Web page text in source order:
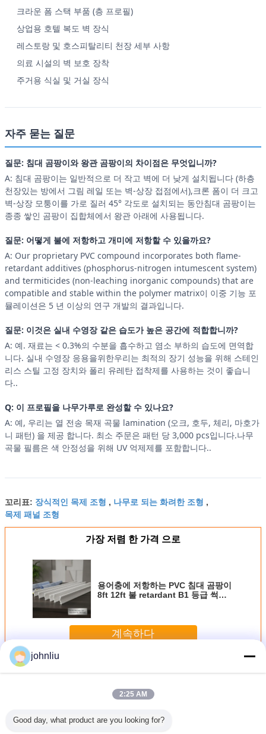
크라운 폼 스택 부품 (층 프로필)
상업용 호텔 복도 벽 장식
레스토랑 및 호스피탈리티 천장 세부 사항
의료 시설의 벽 보호 장착
주거용 식실 및 거실 장식
자주 묻는 질문
질문: 침대 곰팡이와 왕관 곰팡이의 차이점은 무엇입니까?
A: 침대 곰팡이는 일반적으로 더 작고 벽에 더 낮게 설치됩니다 (하층
천장있는 방에서 그림 레일 또는 벽-상장 접점에서),크론 폼이 더 크고
벽-상장 모퉁이를 가로 질러 45° 각도로 설치되는 동안침대 곰팡이는
종종 쌓인 곰팡이 집합체에서 왕관 아래에 사용됩니다.
질문: 어떻게 불에 저항하고 개미에 저항할 수 있을까요?
A: Our proprietary PVC compound incorporates both flame-
retardant additives (phosphorus-nitrogen intumescent system)
and termiticides (non-leaching inorganic compounds) that are
compatible and stable within the polymer matrix이 이중 기능 포
뮬레이션은 5 년 이상의 연구 개발의 결과입니다.
질문: 이것은 실내 수영장 같은 습도가 높은 공간에 적합합니까?
A: 예. 재료는 < 0.3%의 수분을 흡수하고 염소 부하의 습도에 면역합
니다. 실내 수영장 응용을위한우리는 최적의 장기 성능을 위해 스테인
리스 스틸 고정 장치와 폴리 유레탄 접착제를 사용하는 것이 좋습니
다..
Q: 이 프로필을 나무가루로 완성할 수 있나요?
A: 예, 우리는 열 전송 목재 곡물 lamination (오크, 호두, 체리, 마호가
니 패턴) 을 제공 합니다. 최소 주문은 패턴 당 3,000 pcs입니다.나무
곡물 필름은 색 안정성을 위해 UV 억제제를 포함합니다..
꼬리표: 장식적인 목제 조형 , 나무로 되는 화려한 조형 ,
목제 패널 조형
가장 저렴 한 가격 으로
용어충에 저항하는 PVC 침대 곰팡이
8ft 12ft 불 retardant B1 등급 썩지
계속하다
더 많은 것
johnliu
2:25 AM
Good day, what product are you looking for?